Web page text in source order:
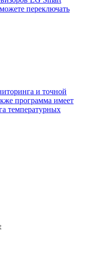
переключать
и точной
программа имеет
температурных